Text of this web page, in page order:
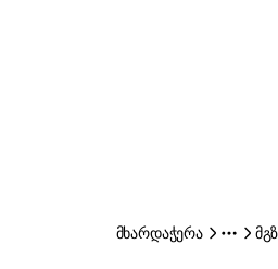
მხარდაჭერა